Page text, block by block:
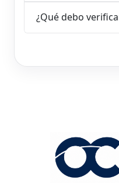
¿Qué debo